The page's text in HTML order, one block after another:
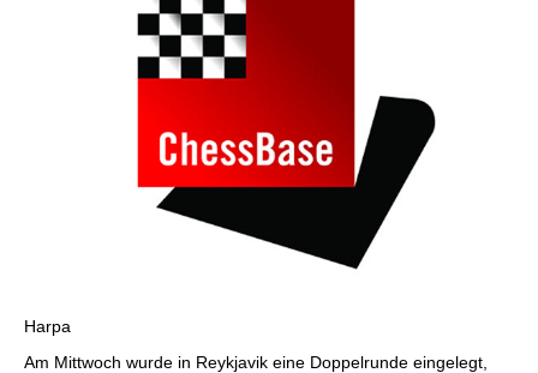
Harpa
Am Mittwoch wurde in Reykjavik eine Doppelrunde eingelegt,